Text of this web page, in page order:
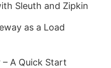
Sleuth and Zipkin
as a Load
A Quick Start